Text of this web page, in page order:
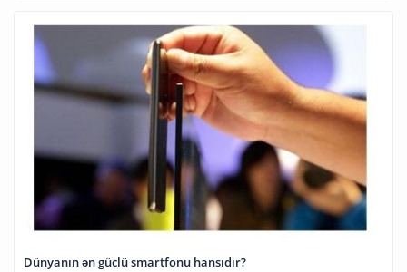
Dünyanın ən güclü smartfonu hansıdır?